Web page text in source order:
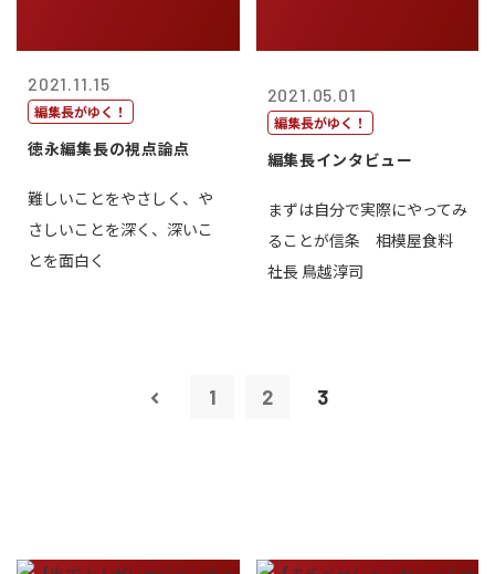
2021.11.15
編集長がゆく！
徳永編集長の視点論点
難しいことをやさしく、や
さしいことを深く、深いこ
とを面白く
2021.05.01
編集長がゆく！
編集長インタビュー
まずは自分で実際にやってみ
ることが信条 相模屋食料
社長 鳥越淳司
1 2 3